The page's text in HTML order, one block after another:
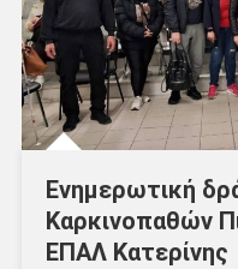
Ενημερωτική
Καρκινοπαθών
ΕΠΑΛ Κατερίνης